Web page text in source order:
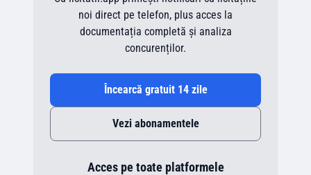
noi direct pe telefon, plus acces la
documentația completă și analiza
concurenților.
Încearcă gratuit 14 zile
Vezi abonamentele
Acces pe toate platformele